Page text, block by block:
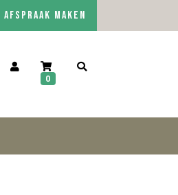
Reviews
AFSPRAAK MAKEN
0